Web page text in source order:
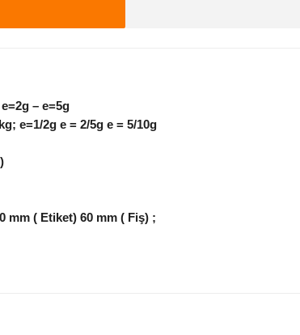
– e=5g
e=1/2g e = 2/5g e = 5/10g
mm ( Etiket) 60 mm ( Fiş) ;